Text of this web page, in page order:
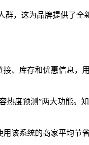
群，这为品牌提供了全
、库存和优惠信息，
度预测”两大功能。知
该系统的商家平均节